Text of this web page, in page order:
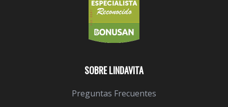
SOBRE LINDAVITA
Preguntas Frecuentes